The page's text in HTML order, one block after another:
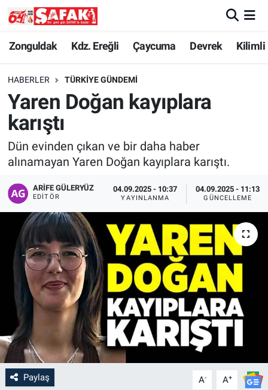
Zonguldak Kdz. Ereğli Çaycuma Devrek Kilimli
HABERLER TÜRKIYE GÜNDEMI
Yaren Doğan kayıplara
karıştı
Dün evinden çıkan ve bir daha haber
alınamayan Yaren Doğan kayıplara karıştı.
ARIFE GÜLERYÜZ
EDITÖR
04.09.2025 - 10:37
YAYINLANMA
04.09.2025 - 11:13
GÜNCELLEME
Paylaş A- A+
Zonguldak
Kdz. Ereğli
Çaycuma
Devrek
Kilimli
Asayiş
Spor
Resmi İlan
Zonguldak Nöbetçi Eczaneler
Zonguldak Hava Durumu
Zonguldak Namaz Vakitleri
Zonguldak Trafik Yoğunluk Haritası
Süper Lig Puan Durumu ve Fikstür
Tüm Manşetler
Son Dakika Haberleri
Haber Arşivi